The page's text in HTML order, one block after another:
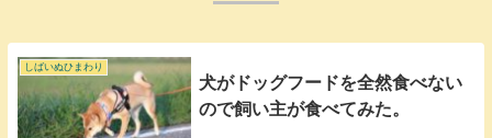
しばいぬひまわり
犬がドッグフードを全然食べない
ので飼い主が食べてみた。